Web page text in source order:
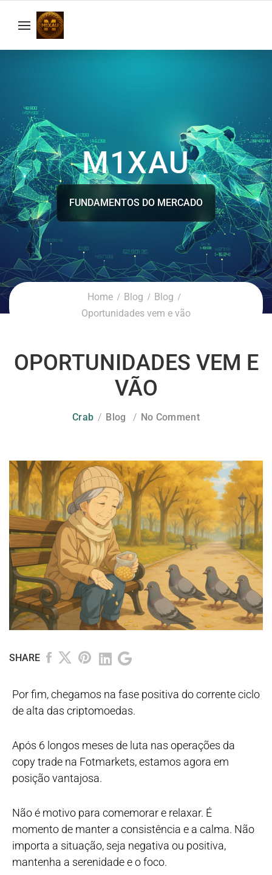
M1XAU
FUNDAMENTOS DO MERCADO
Home Blog
Blog
Oportunidades vem e vão
OPORTUNIDADES VEM E
VÃO
Crab Blog No Comment
SHARE
Por fim, chegamos na fase positiva do corrente ciclo
de alta das criptomoedas.
Após 6 longos meses de luta nas operações da
copy trade na Fotmarkets, estamos agora em
posição vantajosa.
Não é motivo para comemorar e relaxar. É
momento de manter a consistência e a calma. Não
importa a situação, seja negativa ou positiva,
mantenha a serenidade e o foco.